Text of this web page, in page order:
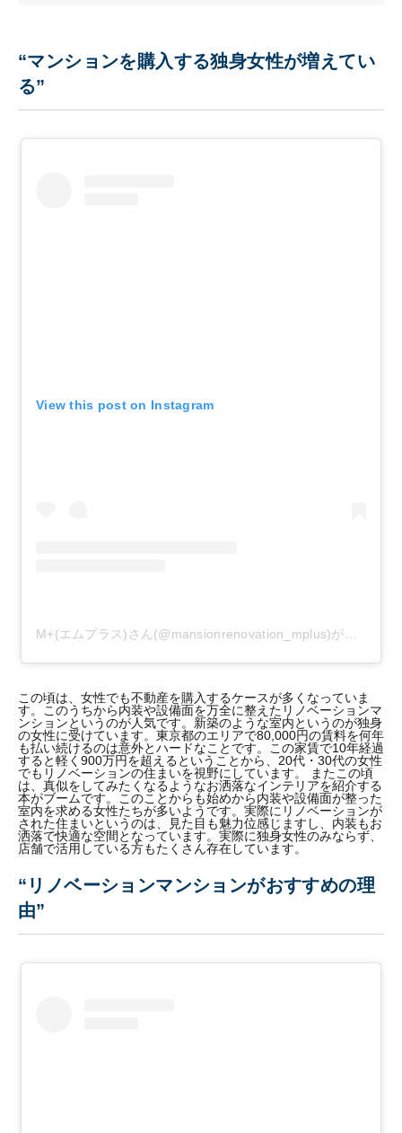
“マンションを購入する独身女性が増えてい
る”
View this post on Instagram
この頃は、女性でも不動産を購入するケースが多くなっていま
す。このうちから内装や設備面を万全に整えたリノベーションマ
ンションというのが人気です。新築のような室内というのが独身
の女性に受けています。東京都のエリアで80,000円の賃料を何年
も払い続けるのは意外とハードなことです。この家賃で10年経過
すると軽く900万円を超えるということから、20代・30代の女性
でもリノベーションの住まいを視野にしています。 またこの頃
は、真似をしてみたくなるようなお洒落なインテリアを紹介する
本がブームです。このことからも始めから内装や設備面が整った
室内を求める女性たちが多いようです。実際にリノベーションが
された住まいというのは、見た目も魅力位感じますし、内装もお
洒落で快適な空間となっています。実際に独身女性のみならず、
店舗で活用している方もたくさん存在しています。
“リノベーションマンションがおすすめの理
由”